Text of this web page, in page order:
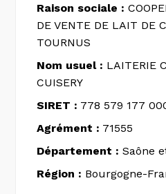
Raison sociale :
DE VENTE DE LAIT DE
TOURNUS
Nom usuel : LAITERIE
CUISERY
SIRET : 778 579 177
Agrément : 71555
Département : Saône
Région : Bourgogne-